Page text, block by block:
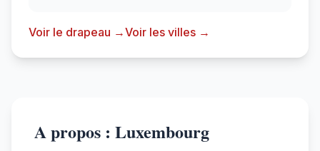
Voir le drapeau →Voir les villes →
A propos : Luxembourg